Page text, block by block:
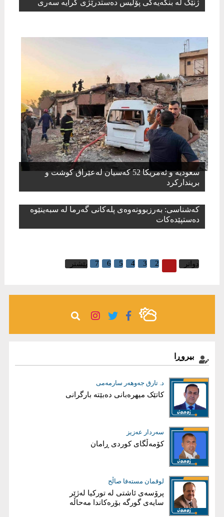
ژنێک لە بنکەیەکی پۆلیس دەستدرێژی کرایە سەری
سعودیە و ئەمریكا 52 كەسیان لەعێراق كوشت و
برینداركرد
کەشناسی: بەرزبوونەوەی پلەکانی گەرما لە سبەینێوە
دەستپێدەکات
دواتر 2
3
4
5
6
7 پێشتر
بیروڕا
د. تارق جەوهەر سارمەمى
کاتێک میهرەبانی دەبێتە بارگرانی
سەردار عەزیز
کۆمەڵگای کوردی ڕامان
لوقمان مستەفا صاڵح
پرۆسەی ئاشتی لە توركیا لەژێر
سایەی گورگە بۆرەكاندا مەحاڵە
ئاری محەمەد هەرسین
خەونێکم هەیە
بڵند دلێر شاوەیس
قەیرانی دارایی عێراق، کەمی داهات
فارس نەورۆڵی
شەڕ لەسەر هیچ!